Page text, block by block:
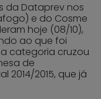
da Dataprev nos
e do Cosme
hoje (08/10),
ao que foi
categoria cruzou
de
2014/2015, que já